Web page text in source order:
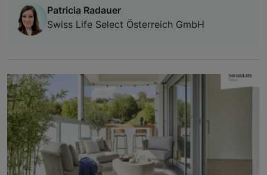
Patricia Radauer
Swiss Life Select Österreich GmbH